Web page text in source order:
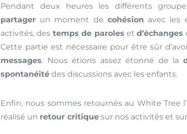
Pendant deux heures les différents
partagerun moment de cohésion avec les
activités, des temps de paroles etd’échanges
Cette partie est nécessaire pour être sûr
messages. Nous étions assez étonné de la
spontanéitédes discussions avec les enfants.
Enfin, nous sommes retournés au White Tree
réalisé un retour critiquesur nos activités et